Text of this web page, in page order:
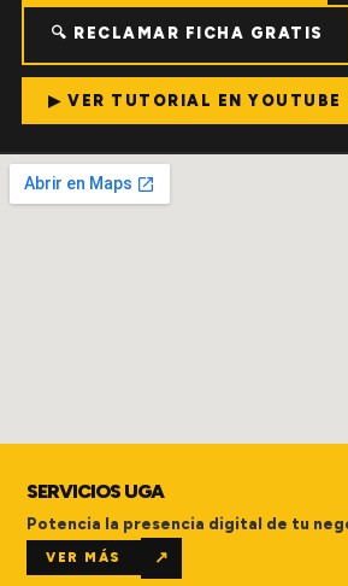
🔍 RECLAMAR FICHA GRATIS
▶ VER TUTORIAL EN YOUTUBE
SERVICIOS UGA
Potencia la presencia digital de tu
VER MÁS ↗